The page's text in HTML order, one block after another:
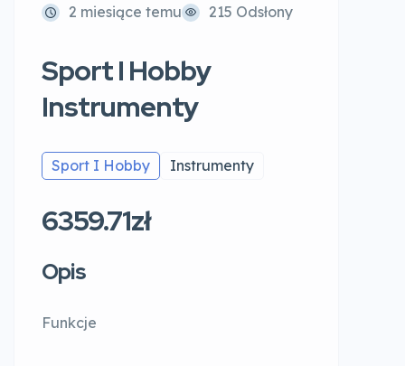
2 miesiące temu
215 Odsłony
Sport I Hobby
Instrumenty
Sport I Hobby Instrumenty
6359.71zł
Opis
Funkcje